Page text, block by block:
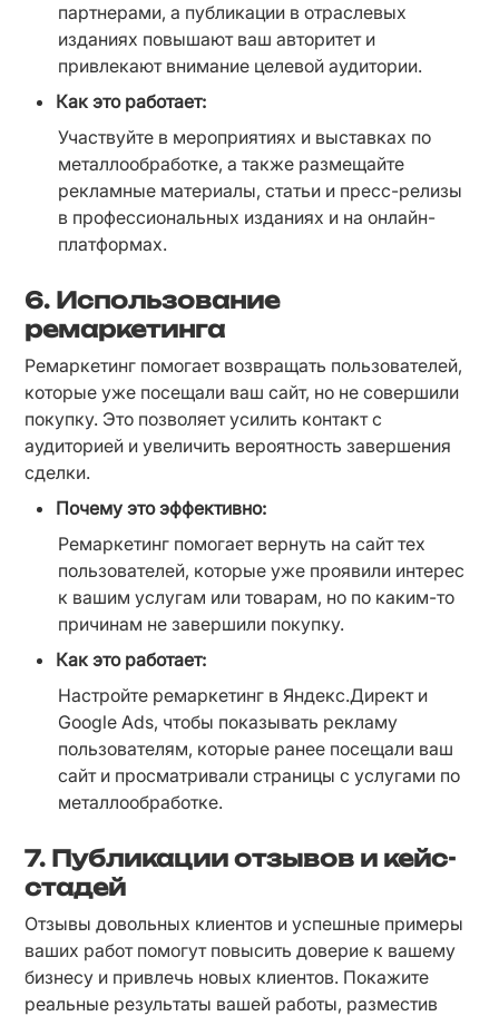
партнерами, а публикации в отраслевых
изданиях повышают ваш авторитет и
привлекают внимание целевой аудитории.
Как это работает:
Участвуйте в мероприятиях и выставках по
металлообработке, а также размещайте
рекламные материалы, статьи и пресс-релизы
в профессиональных изданиях и на онлайн-
платформах.
6. Использование
ремаркетинга
Ремаркетинг помогает возвращать пользователей,
которые уже посещали ваш сайт, но не совершили
покупку. Это позволяет усилить контакт с
аудиторией и увеличить вероятность завершения
сделки.
Почему это эффективно:
Ремаркетинг помогает вернуть на сайт тех
пользователей, которые уже проявили интерес
к вашим услугам или товарам, но по каким-то
причинам не завершили покупку.
Как это работает:
Настройте ремаркетинг в Яндекс.Директ и
Google Ads, чтобы показывать рекламу
пользователям, которые ранее посещали ваш
сайт и просматривали страницы с услугами по
металлообработке.
7. Публикации отзывов и кейс-
стадей
Отзывы довольных клиентов и успешные примеры
ваших работ помогут повысить доверие к вашему
бизнесу и привлечь новых клиентов. Покажите
реальные результаты вашей работы, разместив